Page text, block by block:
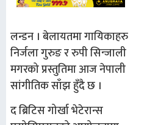
लन्डन । बेलायतमा गायिकाहरु
निर्जला गुरुङ र रुपी सिन्जाली
मगरको प्रस्तुतिमा आज नेपाली
सांगीतिक साँझ हुँदै छ ।
द ब्रिटिस गोर्खा भेटेरान्स